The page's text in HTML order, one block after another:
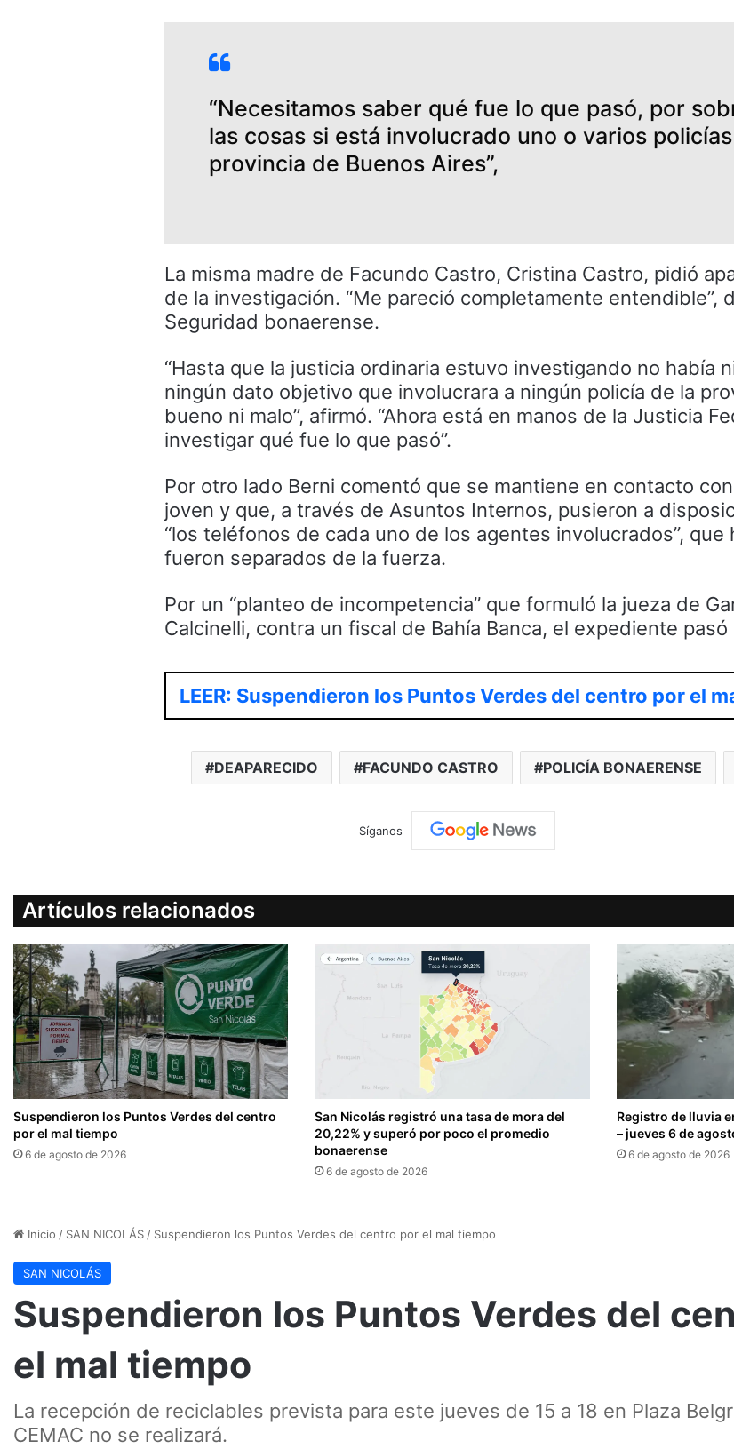
“Necesitamos saber qué fue lo que pasó, por
las cosas si está involucrado uno o varios
provincia de Buenos Aires”,
La misma madre de Facundo Castro, Cristina Castro, pidió
de la investigación. “Me pareció completamente entendible”,
Seguridad bonaerense.
“Hasta que la justicia ordinaria estuvo investigando no había
ningún dato objetivo que involucrara a ningún policía de la
bueno ni malo”, afirmó. “Ahora está en manos de la Justicia
investigar qué fue lo que pasó”.
Por otro lado Berni comentó que se mantiene en contacto
joven y que, a través de Asuntos Internos, pusieron a
“los teléfonos de cada uno de los agentes involucrados”, que
fueron separados de la fuerza.
Por un “planteo de incompetencia” que formuló la jueza de
Calcinelli, contra un fiscal de Bahía Banca, el expediente
LEER: Suspendieron los Puntos Verdes del centro por el
DEAPARECIDO FACUNDO CASTRO POLICÍA BONAERENSE
Síganos
Artículos relacionados
Suspendieron los Puntos Verdes del centro
por el mal tiempo
6 de agosto de 2026
San Nicolás registró una tasa de mora del
20,22% y superó por poco el promedio
bonaerense
6 de agosto de 2026
Registro de lluvia
– jueves 6 de
6 de agosto de 2026